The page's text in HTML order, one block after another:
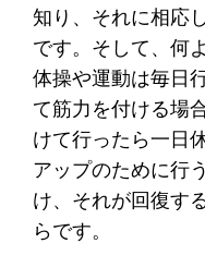
知り、それに相応
です。そして、何
体操や運動は毎日
て筋力を付ける場
けて行ったら一日
アップのために行
け、それが回復す
らです。